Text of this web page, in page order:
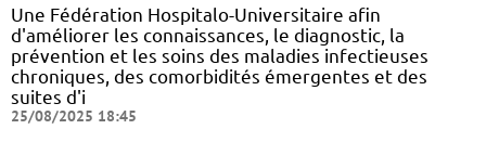
Une Fédération Hospitalo-Universitaire afin
d'améliorer les connaissances, le diagnostic, la
prévention et les soins des maladies infectieuses
chroniques, des comorbidités émergentes et des
suites d'i
25/08/2025 18:45